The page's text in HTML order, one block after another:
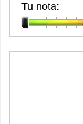
Tu nota: